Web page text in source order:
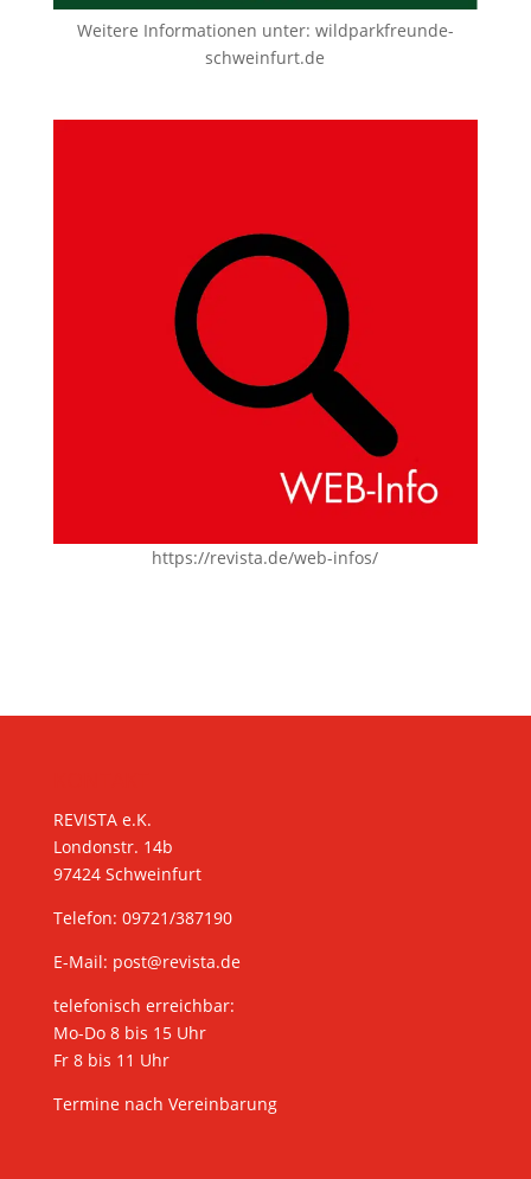
Weitere Informationen unter: wildparkfreunde-
schweinfurt.de
https://revista.de/web-infos/
REVISTA e.K.
Londonstr. 14b
97424 Schweinfurt
Telefon: 09721/387190
E-Mail: post@revista.de
telefonisch erreichbar:
Mo-Do 8 bis 15 Uhr
Fr 8 bis 11 Uhr
Termine nach Vereinbarung